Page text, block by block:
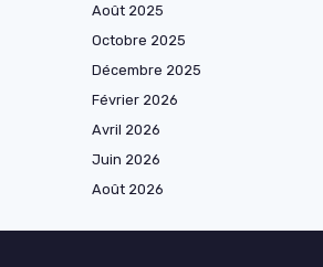
Août 2025
Octobre 2025
Décembre 2025
Février 2026
Avril 2026
Juin 2026
Août 2026